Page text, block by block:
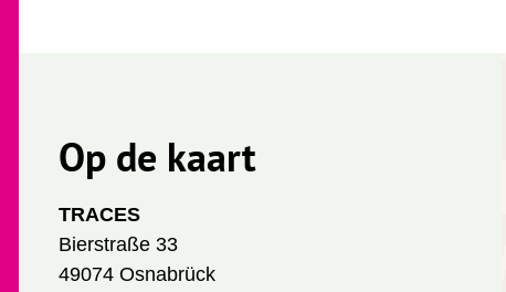
Op de kaart
TRACES
Bierstraße 33
49074 Osnabrück